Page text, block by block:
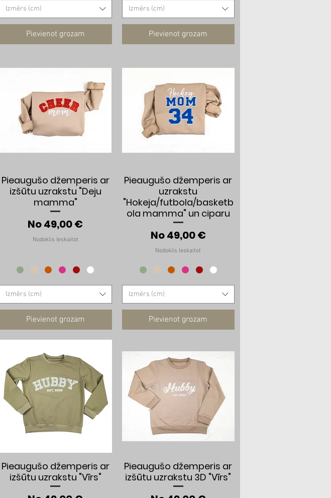
Izmērs (cm)
Pievienot grozam
Izmērs (cm)
Pievienot grozam
Ātrais skats
Pieaugušo džemperis ar
izšūtu uzrakstu "Deju
mamma"
No49,00 €
Izpārdošanas cena
Nodoklis Ieskaitot
Izmērs (cm)
Pievienot grozam
Ātrais skats
Pieaugušo džemperis ar
uzrakstu
"Hokeja/futbola/basketb
ola mamma" un ciparu
No49,00 €
Izpārdošanas cena
Nodoklis Ieskaitot
Izmērs (cm)
Pievienot grozam
Ātrais skats
Pieaugušo džemperis ar
izšūtu uzrakstu "Vīrs"
Ātrais skats
Pieaugušo džemperis ar
izšūtu uzrakstu 3D "Vīrs"